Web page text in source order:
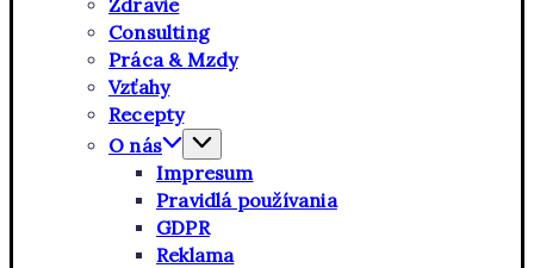
Zdravie
Consulting
Práca & Mzdy
Vzťahy
Recepty
O nás
Impresum
Pravidlá používania
GDPR
Reklama